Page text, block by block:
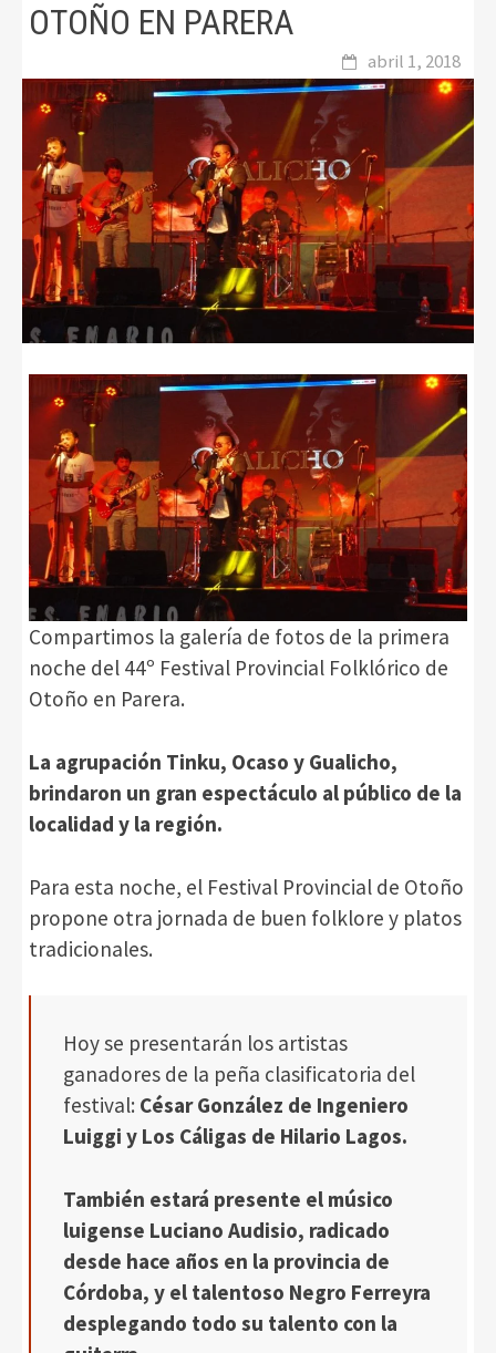
OTOÑO EN PARERA
abril 1, 2018
Compartimos la galería de fotos de la primera
noche del 44º Festival Provincial Folklórico de
Otoño en Parera.
La agrupación Tinku, Ocaso y Gualicho,
brindaron un gran espectáculo al público de la
localidad y la región.
Para esta noche, el Festival Provincial de Otoño
propone otra jornada de buen folklore y platos
tradicionales.
Hoy se presentarán los artistas
ganadores de la peña clasificatoria del
festival: César González de Ingeniero
Luiggi y Los Cáligas de Hilario Lagos.
También estará presente el músico
luigense Luciano Audisio, radicado
desde hace años en la provincia de
Córdoba, y el talentoso Negro Ferreyra
desplegando todo su talento con la